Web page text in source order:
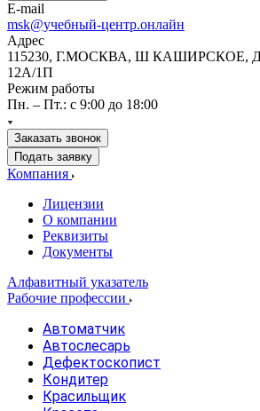
E-mail
msk@учебный-центр.онлайн
Адрес
115230, Г.МОСКВА, Ш КАШИРСКОЕ,
12А/1П
Режим работы
Пн. – Пт.: с 9:00 до 18:00
Заказать звонок
Подать заявку
Компания
Лицензии
О компании
Реквизиты
Документы
Алфавитный указатель
Рабочие профессии
Автоматчик
Автослесарь
Дефектоскопист
Кондитер
Красильщик